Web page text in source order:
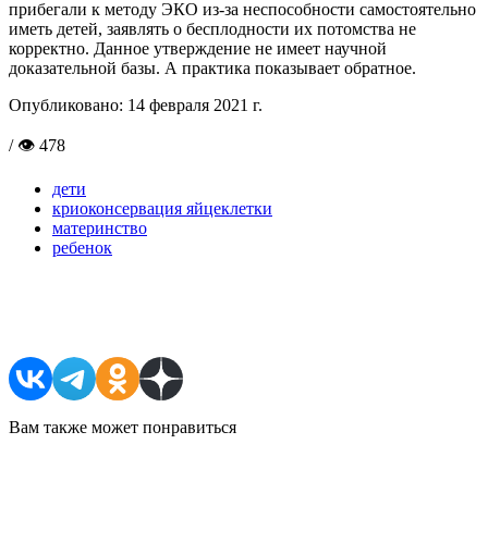
прибегали к методу ЭКО из-за неспособности самостоятельно
иметь детей, заявлять о бесплодности их потомства не
корректно. Данное утверждение не имеет научной
доказательной базы. А практика показывает обратное.
Опубликовано: 14 февраля 2021 г.
/ 👁 478
дети
криоконсервация яйцеклетки
материнство
ребенок
Вам также может понравиться